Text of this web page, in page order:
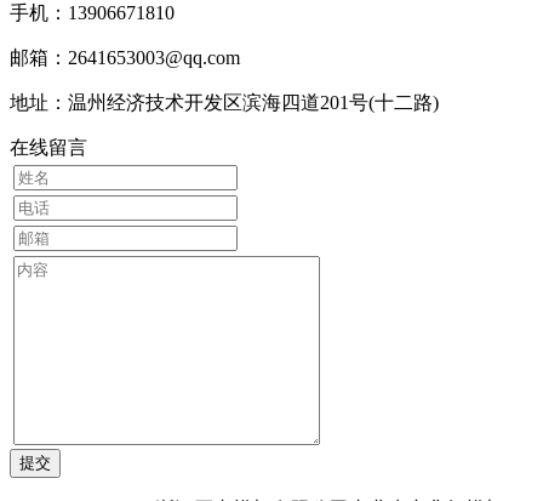
手机：13906671810
邮箱：2641653003@qq.com
地址：温州经济技术开发区滨海四道201号(十二路)
在线留言